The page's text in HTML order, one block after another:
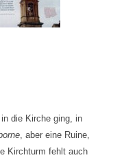
die Kirche ging, in
, aber eine Ruine,
Kirchturm fehlt auch